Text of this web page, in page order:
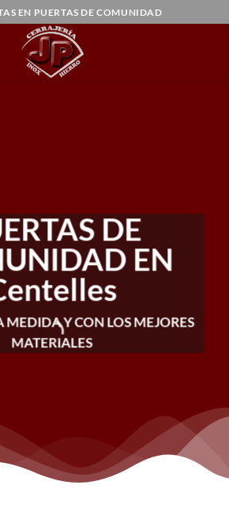
EN PUERTAS DE COMUNIDAD
DE
EN
MEDIDA Y CON LOS MEJORES
MATERIALES